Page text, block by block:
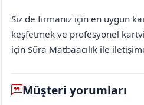
Siz de firmanız için en uygun
keşfetmek ve profesyonel
için Süra Matbaacılık ile
Müşteri yorumları